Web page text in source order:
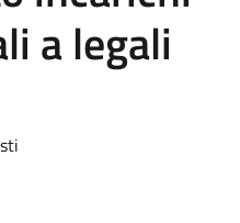
a legali